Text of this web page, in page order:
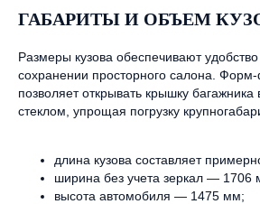
ГАБАРИТЫ И ОБЪЕМ
Размеры кузова обеспечивают
сохранении просторного салона.
позволяет открывать крышку багажника
стеклом, упрощая погрузку
длина кузова составляет
ширина без учета зеркал — 1706
высота автомобиля — 1475 мм;